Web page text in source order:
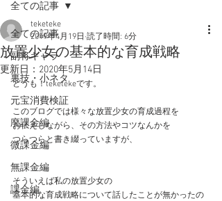
全ての記事
副将キャラ
裏技・小ネタ
元宝消費検証
廃課金編
微課金編
無課金編
課金編
全ての記事
放置少女の基本的な育成戦略
teketeke
2019年4月19日 読了時間: 6分
更新日： 2020年5月14日
どうも！teketekeです。
このブログでは様々な放置少女の育成過程を
お伝えしながら、その方法やコツなんかを
つらつらと書き綴っていますが、
そういえば私の放置少女の
基本的な育成戦略について話したことが無かったの